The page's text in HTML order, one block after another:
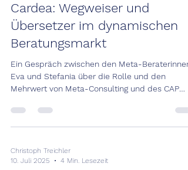
Cardea: Wegweiser und
Übersetzer im dynamischen
Beratungsmarkt
Ein Gespräch zwischen den Meta-Beraterinnen
Eva und Stefania über die Rolle und den
Mehrwert von Meta-Consulting und des CAP
Beratungsunternehmen Cardea: Wegweiser und
Übersetzer im dynamischen Beratungsmarkt
Cardea. Was hat dich überzeugt, einzusteigen?
Stefania: Wir kennen uns seit vielen Jahren und
Christoph Treichler
10. Juli 2025
4 Min. Lesezeit